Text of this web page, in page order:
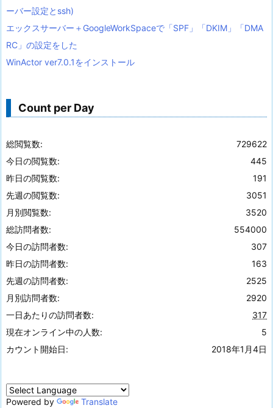
ーバー設定とssh)
エックスサーバー＋GoogleWorkSpaceで「SPF」「DKIM」「DMA
RC」の設定をした
WinActor ver7.0.1をインストール
Count per Day
729622
総閲覧数:
445
今日の閲覧数:
191
昨日の閲覧数:
3051
先週の閲覧数:
3520
月別閲覧数:
554000
総訪問者数:
307
今日の訪問者数:
163
昨日の訪問者数:
2525
先週の訪問者数:
2920
月別訪問者数:
317
一日あたりの訪問者数:
5
現在オンライン中の人数:
2018年1月4日
カウント開始日:
Powered by Translate